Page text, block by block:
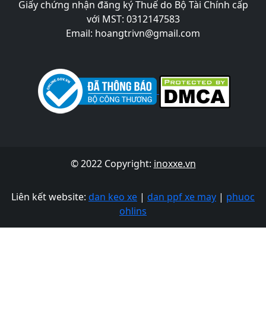
Giấy chứng nhận đăng ký Thuế do Bộ Tài Chính cấp
với MST: 0312147583
Email: hoangtrivn@gmail.com
© 2022 Copyright: inoxxe.vn
Liên kết website: dan keo xe | dan ppf xe may | phuoc
ohlins